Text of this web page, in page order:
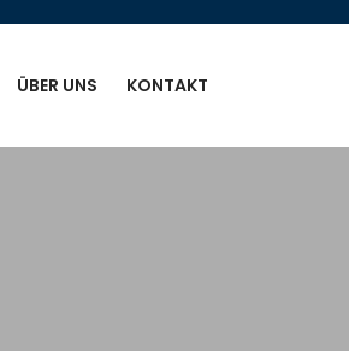
ÜBER UNS KONTAKT